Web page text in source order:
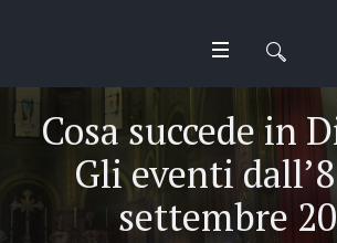
Cosa succede in
Gli eventi
settembre